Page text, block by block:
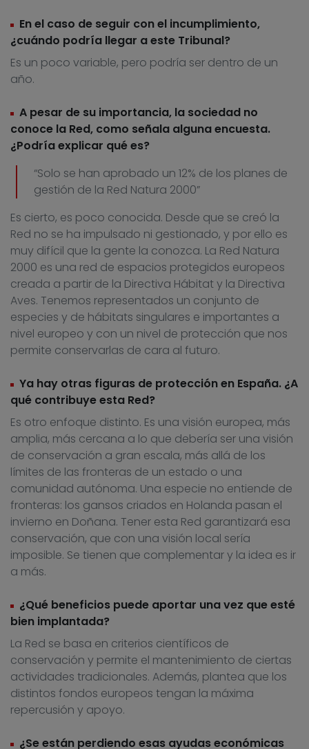
En el caso de seguir con el incumplimiento,
¿cuándo podría llegar a este Tribunal?
Es un poco variable, pero podría ser dentro de un
año.
A pesar de su importancia, la sociedad no
conoce la Red, como señala alguna encuesta.
¿Podría explicar qué es?
“Solo se han aprobado un 12% de los planes de
gestión de la Red Natura 2000”
Es cierto, es poco conocida. Desde que se creó la
Red no se ha impulsado ni gestionado, y por ello es
muy difícil que la gente la conozca. La Red Natura
2000 es una red de espacios protegidos europeos
creada a partir de la Directiva Hábitat y la Directiva
Aves. Tenemos representados un conjunto de
especies y de hábitats singulares e importantes a
nivel europeo y con un nivel de protección que nos
permite conservarlas de cara al futuro.
Ya hay otras figuras de protección en España. ¿A
qué contribuye esta Red?
Es otro enfoque distinto. Es una visión europea, más
amplia, más cercana a lo que debería ser una visión
de conservación a gran escala, más allá de los
límites de las fronteras de un estado o una
comunidad autónoma. Una especie no entiende de
fronteras: los gansos criados en Holanda pasan el
invierno en Doñana. Tener esta Red garantizará esa
conservación, que con una visión local sería
imposible. Se tienen que complementar y la idea es ir
a más.
¿Qué beneficios puede aportar una vez que esté
bien implantada?
La Red se basa en criterios científicos de
conservación y permite el mantenimiento de ciertas
actividades tradicionales. Además, plantea que los
distintos fondos europeos tengan la máxima
repercusión y apoyo.
¿Se están perdiendo esas ayudas económicas